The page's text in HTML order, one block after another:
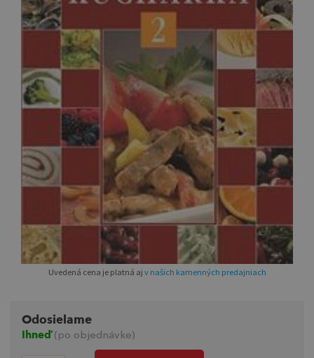
Uvedená cena je platná aj v našich kamenných predajniach
Odosielame
Ihneď(po objednávke)